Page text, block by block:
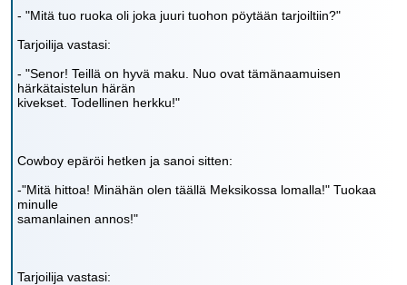
- "Mitä tuo ruoka oli joka juuri tuohon pöytään tarjoiltiin?"
Tarjoilija vastasi:
- "Senor! Teillä on hyvä maku. Nuo ovat tämänaamuisen
härkätaistelun härän
kivekset. Todellinen herkku!"
Cowboy epäröi hetken ja sanoi sitten:
-"Mitä hittoa! Minähän olen täällä Meksikossa lomalla!" Tuokaa
minulle
samanlainen annos!"
Tarjoilija vastasi: